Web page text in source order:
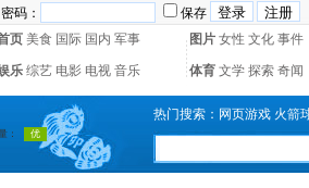
密码：
保存
页 美食 国际 国内 军事 图片 女性 文化 事件
乐 综艺 电影 电视 音乐 体育 文学 探索 奇闻
热门搜索： 网页游戏 火箭